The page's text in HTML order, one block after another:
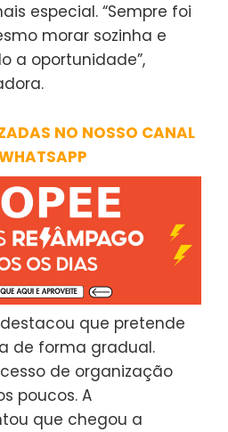
especial. “Sempre foi
morar sozinha e
a oportunidade”,
NO NOSSO CANAL
que pretende
de forma gradual.
de organização
poucos. A
que chegou a